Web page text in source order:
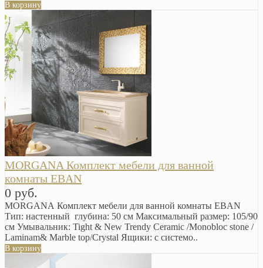
В корзину
MORGANA Комплект мебели для ванной
комнаты EBAN
0 руб.
MORGANA Комплект мебели для ванной комнаты EBAN
Тип: настенный глубина: 50 см Максимальный размер: 105/90
см Умывальник: Tight & New Trendy Ceramic /Monobloc stone /
Laminam& Marble top/Crystal Ящики: с системо..
В корзину